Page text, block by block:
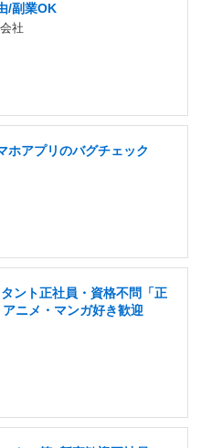
/副業OK
社
ホアプリのバグチェック
ント正社員・資格不問「正
ニメ・マンガ好き歓迎